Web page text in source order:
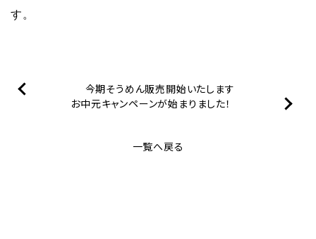
す。
今期そうめん販売開始いたします
一覧へ戻る
お中元キャンペーンが始まりました！